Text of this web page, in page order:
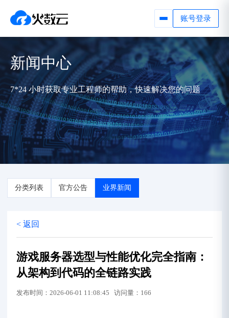
账号登录
新闻中心
7*24 小时获取专业工程师的帮助，快速解决您的问题
分类列表 官方公告 业界新闻
< 返回
游戏服务器选型与性能优化完全指南：
从架构到代码的全链路实践
发布时间：2026-06-01 11:08:45 访问量：166